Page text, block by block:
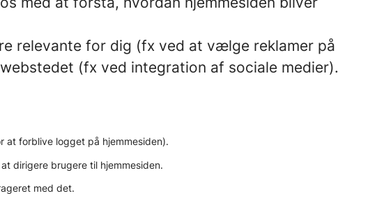
relevante for dig (fx ved at vælge reklamer på
(fx ved integration af sociale medier).
at forblive logget på hjemmesiden).
dirigere brugere til hjemmesiden.
med det.